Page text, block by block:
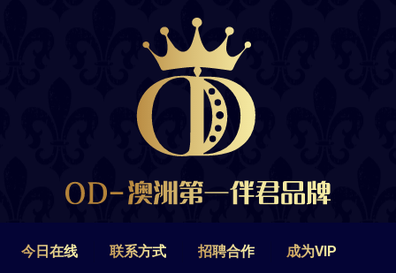
今日在线 联系方式 招聘合作 成为VIP
联系方式 招聘合作
布里斯班